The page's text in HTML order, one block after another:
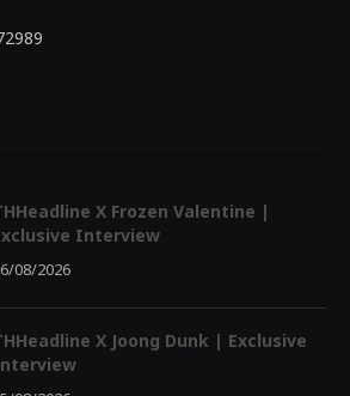
X Frozen Valentine |
Interview
08/2026
X Joong Dunk | Exclusive